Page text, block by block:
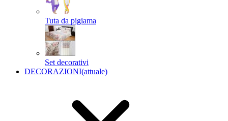
Tuta da pigiama
Set decorativi
DECORAZIONI(attuale)